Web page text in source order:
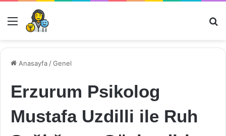
Menü
Anasayfa /Genel
Erzurum Psikolog
Mustafa Uzdilli ile Ruh